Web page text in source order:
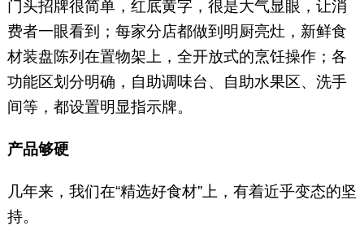
门头招牌很简单，红底黄字，很是大气显眼，让消
费者一眼看到；每家分店都做到明厨亮灶，新鲜食
材装盘陈列在置物架上，全开放式的烹饪操作；各
功能区划分明确，自助调味台、自助水果区、洗手
间等，都设置明显指示牌。
产品够硬
几年来，我们在“精选好食材”上，有着近乎变态的坚
持。